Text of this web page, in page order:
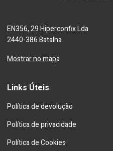
EN356, 29 Hiperconfix Lda
2440-386 Batalha
Mostrar no mapa
Links Úteis
Política de devolução
Política de privacidade
Política de Cookies